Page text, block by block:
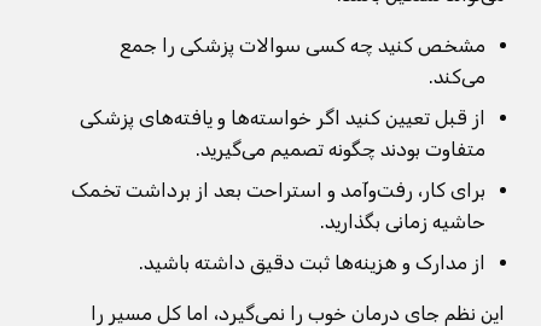
مشخص کنید چه کسی سوالات پزشکی را جمع
می‌کند.
از قبل تعیین کنید اگر خواسته‌ها و یافته‌های پزشکی
متفاوت بودند چگونه تصمیم می‌گیرید.
برای کار، رفت‌وآمد و استراحت بعد از برداشت تخمک
حاشیه زمانی بگذارید.
از مدارک و هزینه‌ها ثبت دقیق داشته باشید.
این نظم جای درمان خوب را نمی‌گیرد، اما کل مسیر را